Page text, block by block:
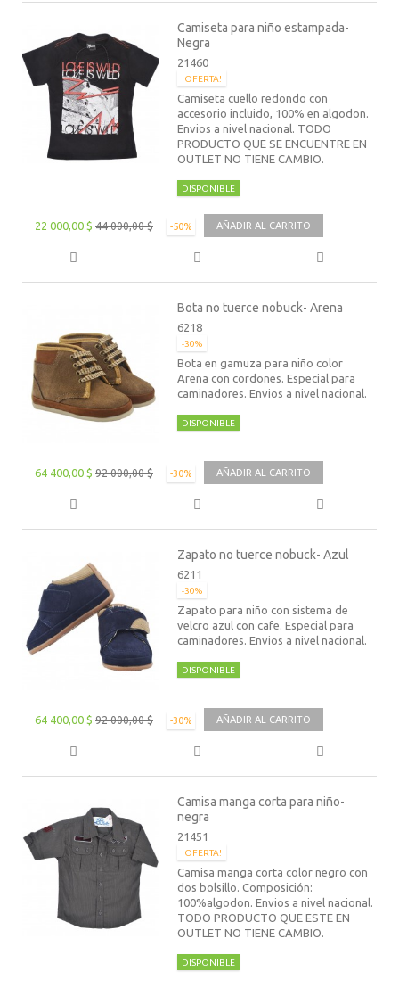
Camiseta para niño estampada-
Negra
21460
¡OFERTA!
Camiseta cuello redondo con
accesorio incluido, 100% en algodon.
Envios a nivel nacional. TODO
PRODUCTO QUE SE ENCUENTRE EN
OUTLET NO TIENE CAMBIO.
DISPONIBLE
22 000,00 $ 44 000,00 $ -50% AÑADIR AL CARRITO
Bota no tuerce nobuck- Arena
6218
-30%
Bota en gamuza para niño color
Arena con cordones. Especial para
caminadores. Envios a nivel nacional.
DISPONIBLE
64 400,00 $ 92 000,00 $ -30% AÑADIR AL CARRITO
Zapato no tuerce nobuck- Azul
6211
-30%
Zapato para niño con sistema de
velcro azul con cafe. Especial para
caminadores. Envios a nivel nacional.
DISPONIBLE
64 400,00 $ 92 000,00 $ -30% AÑADIR AL CARRITO
Camisa manga corta para niño-
negra
21451
¡OFERTA!
Camisa manga corta color negro con
dos bolsillo. Composición:
100%algodon. Envios a nivel nacional.
TODO PRODUCTO QUE ESTE EN
OUTLET NO TIENE CAMBIO.
DISPONIBLE